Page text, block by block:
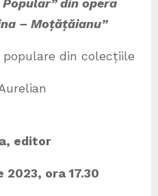
din opera
– Moțățăianu”
din colecțiile
editor
2023, ora 17.30